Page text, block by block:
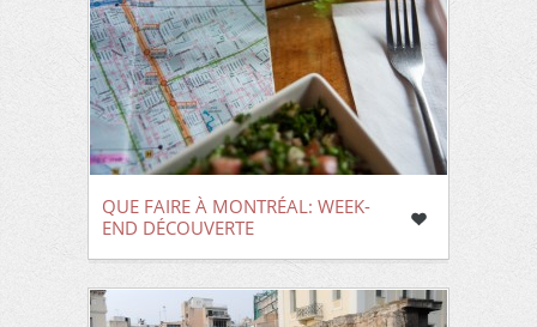
QUE FAIRE À MONTRÉAL: WEEK-
END DÉCOUVERTE